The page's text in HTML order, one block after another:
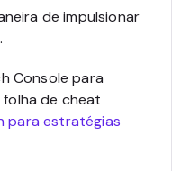
de impulsionar
Console para
de cheat
para estratégias